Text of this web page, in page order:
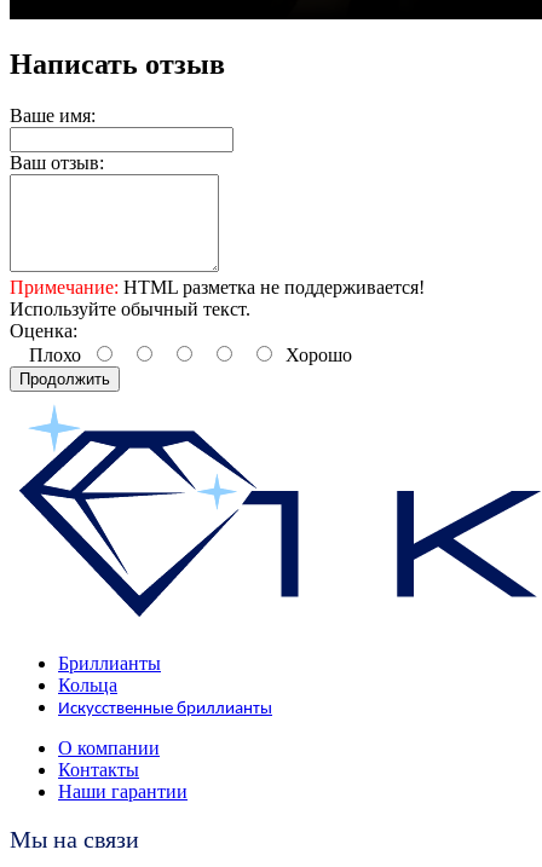
Написать отзыв
Ваше имя:
Ваш отзыв:
Примечание: HTML разметка не поддерживается!
Используйте обычный текст.
Оценка:
Плохо
Хорошо
Продолжить
Бриллианты
Кольца
Искусственные бриллианты
О компании
Контакты
Наши гарантии
Мы на связи